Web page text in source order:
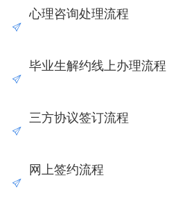
心理咨询处理流程
毕业生解约线上办理流程
三方协议签订流程
网上签约流程